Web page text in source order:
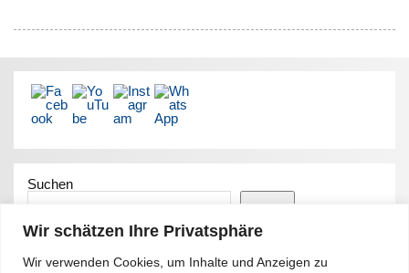
Wir schätzen Ihre Privatsphäre
Wir verwenden Cookies, um Inhalte und Anzeigen zu
Suchen